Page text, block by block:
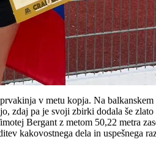
v metu kopja. Na
zdaj pa je svoji zbirki dodala še
Bergant z metom 50,22 metra
kakovostnega dela in uspešnega